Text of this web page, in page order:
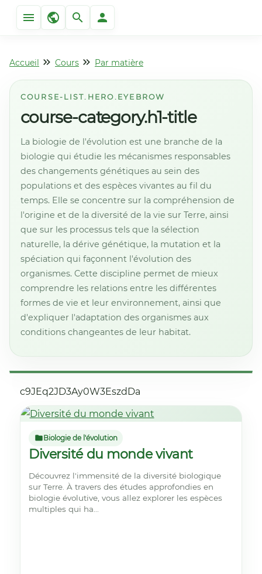
Accueil Cours Par matière
COURSE-LIST.HERO.EYEBROW
course-category.h1-title
La biologie de l'évolution est une branche de la
biologie qui étudie les mécanismes responsables
des changements génétiques au sein des
populations et des espèces vivantes au fil du
temps. Elle se concentre sur la compréhension de
l'origine et de la diversité de la vie sur Terre, ainsi
que sur les processus tels que la sélection
naturelle, la dérive génétique, la mutation et la
spéciation qui façonnent l'évolution des
organismes. Cette discipline permet de mieux
comprendre les relations entre les différentes
formes de vie et leur environnement, ainsi que
d'expliquer l'adaptation des organismes aux
conditions changeantes de leur habitat.
c9JEq2JD3Ay0W3EszdDa
Biologie de l'évolution
Diversité du monde vivant
Découvrez l'immensité de la diversité biologique
sur Terre. À travers des études approfondies en
biologie évolutive, vous allez explorer les espèces
multiples qui ha...